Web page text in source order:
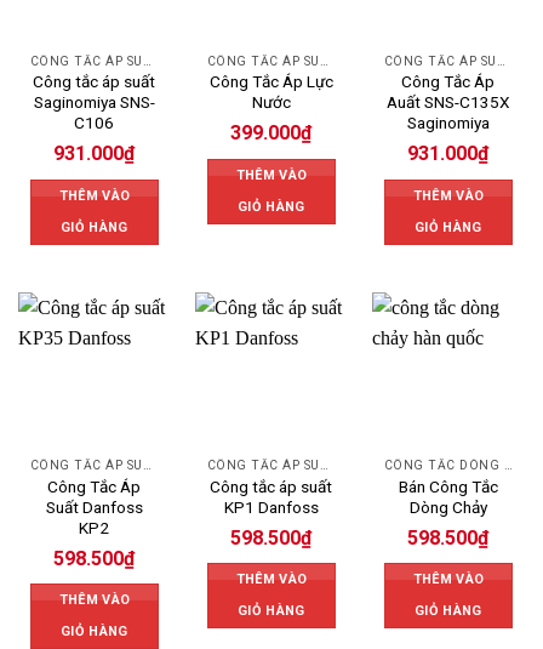
Công tắc áp suất
Saginomiya SNS-
C106
931.000₫
THÊM VÀO
GIỎ HÀNG
Công Tắc Áp Lực
Nước
399.000₫
THÊM VÀO
GIỎ HÀNG
Công Tắc Áp
Auất SNS-C135X
Saginomiya
931.000₫
THÊM VÀO
GIỎ HÀNG
Công Tắc Áp
Suất Danfoss
KP2
598.500₫
THÊM VÀO
GIỎ HÀNG
Công tắc áp suất
KP1 Danfoss
598.500₫
THÊM VÀO
GIỎ HÀNG
Bán Công Tắc
Dòng Chảy
598.500₫
THÊM VÀO
GIỎ HÀNG